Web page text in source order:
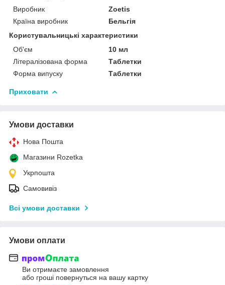
Виробник
Zoetis
Країна виробник
Бельгія
Користувальницькі характеристики
Об'єм
10 мл
Літералізована форма
Таблетки
Форма випуску
Таблетки
Приховати
Умови доставки
Нова Пошта
Магазини Rozetka
Укрпошта
Самовивіз
Всі умови доставки
Умови оплати
Ви отримаєте замовлення
або гроші повернуться на вашу картку